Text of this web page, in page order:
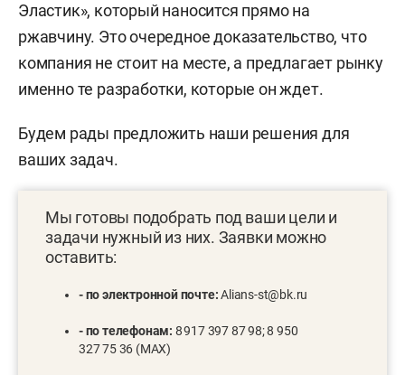
Эластик», который наносится прямо на
ржавчину. Это очередное доказательство, что
компания не стоит на месте, а предлагает рынку
именно те разработки, которые он ждет.
Будем рады предложить наши решения для
ваших задач.
Мы готовы подобрать под ваши цели и
задачи нужный из них. Заявки можно
оставить:
- по электронной почте:Alians-st@bk.ru
- по телефонам: 8 917 397 87 98; 8 950
327 75 36 (MAX)